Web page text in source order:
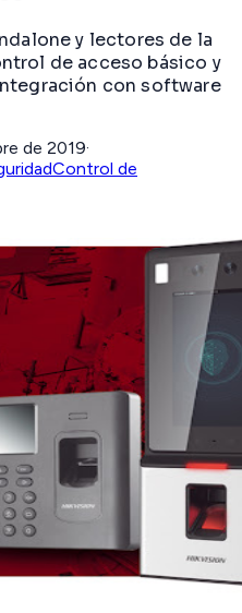
y lectores de la
de acceso básico y
con software
de 2019·
Control de